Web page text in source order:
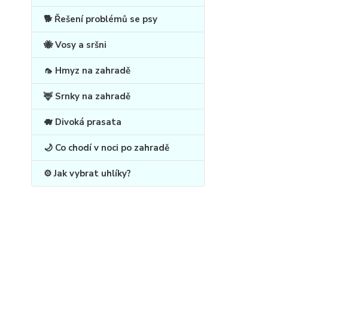
🐕 Řešení problémů se psy
🐝 Vosy a sršni
🦟 Hmyz na zahradě
🦌 Srnky na zahradě
🐗 Divoká prasata
🌙 Co chodí v noci po zahradě
⚙️ Jak vybrat uhlíky?